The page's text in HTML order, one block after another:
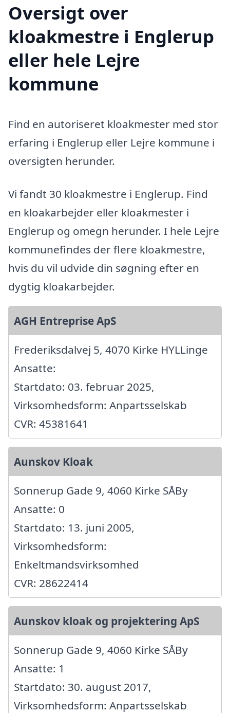
Oversigt over
kloakmestre i Englerup
eller hele Lejre
kommune
Find en autoriseret kloakmester med stor
erfaring i Englerup eller Lejre kommune i
oversigten herunder.
Vi fandt 30 kloakmestre i Englerup. Find
en kloakarbejder eller kloakmester i
Englerup og omegn herunder. I hele Lejre
kommunefindes der flere kloakmestre,
hvis du vil udvide din søgning efter en
dygtig kloakarbejder.
AGH Entreprise ApS
Frederiksdalvej 5, 4070 Kirke HYLLinge
Ansatte:
Startdato: 03. februar 2025,
Virksomhedsform: Anpartsselskab
CVR: 45381641
Aunskov Kloak
Sonnerup Gade 9, 4060 Kirke SÅBy
Ansatte: 0
Startdato: 13. juni 2005,
Virksomhedsform:
Enkeltmandsvirksomhed
CVR: 28622414
Aunskov kloak og projektering ApS
Sonnerup Gade 9, 4060 Kirke SÅBy
Ansatte: 1
Startdato: 30. august 2017,
Virksomhedsform: Anpartsselskab